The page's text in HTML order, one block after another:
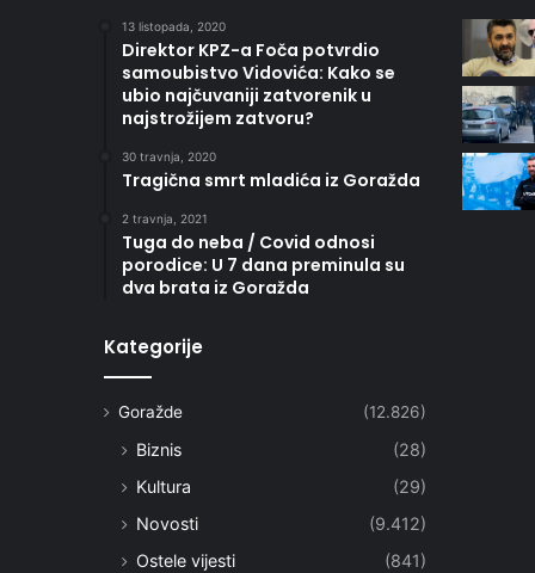
13 listopada, 2020
Direktor KPZ-a Foča potvrdio
samoubistvo Vidovića: Kako se
ubio najčuvaniji zatvorenik u
najstrožijem zatvoru?
30 travnja, 2020
Tragična smrt mladića iz Goražda
2 travnja, 2021
Tuga do neba / Covid odnosi
porodice: U 7 dana preminula su
dva brata iz Goražda
Kategorije
Goražde (12.826)
Biznis
(28)
Kultura
(29)
Novosti
(9.412)
Ostele vijesti
(841)